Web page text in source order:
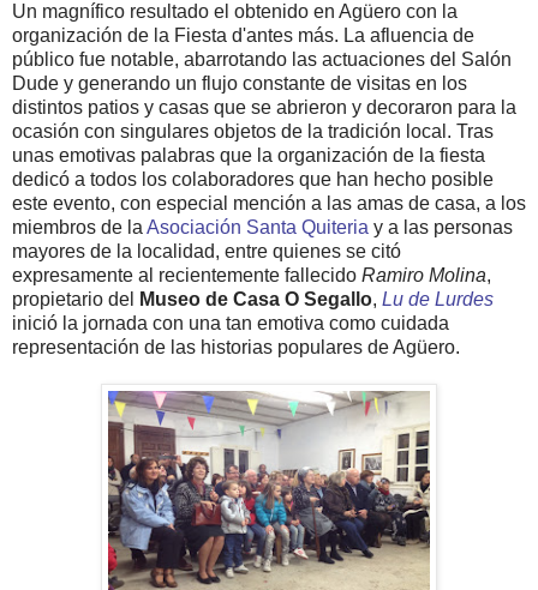
Un magnífico resultado el obtenido en Agüero con la
organización de la Fiesta d'antes más. La afluencia de
público fue notable, abarrotando las actuaciones del Salón
Dude y generando un flujo constante de visitas en los
distintos patios y casas que se abrieron y decoraron para la
ocasión con singulares objetos de la tradición local. Tras
unas emotivas palabras que la organización de la fiesta
dedicó a todos los colaboradores que han hecho posible
este evento, con especial mención a las amas de casa, a los
miembros de laAsociación Santa Quiteria y a las personas
mayores de la localidad, entre quienes se citó
expresamente al recientemente fallecido Ramiro Molina,
propietario del
Museo de Casa O Segallo, Lu de Lurdes
inició la jornada con una tan emotiva como cuidada
representación de las historias populares de Agüero.